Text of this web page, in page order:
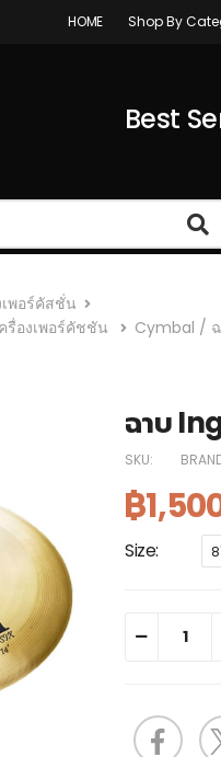
HOME Shop By
Best
พอร์คัสชั่น
องเพอร์คัชชัน
Cymbal /
ฉาบ
SKU:
฿
Size: